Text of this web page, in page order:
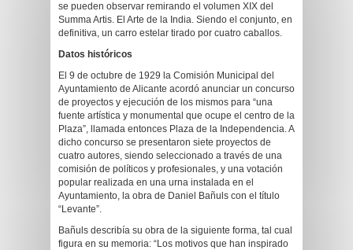
se pueden observar remirando el volumen XIX del
Summa Artis. El Arte de la India. Siendo el conjunto, en
definitiva, un carro estelar tirado por cuatro caballos.
Datos históricos
El 9 de octubre de 1929 la Comisión Municipal del
Ayuntamiento de Alicante acordó anunciar un concurso
de proyectos y ejecución de los mismos para “una
fuente artística y monumental que ocupe el centro de la
Plaza”, llamada entonces Plaza de la Independencia. A
dicho concurso se presentaron siete proyectos de
cuatro autores, siendo seleccionado a través de una
comisión de políticos y profesionales, y una votación
popular realizada en una urna instalada en el
Ayuntamiento, la obra de Daniel Bañuls con el título
“Levante”.
Bañuls describía su obra de la siguiente forma, tal cual
figura en su memoria: “Los motivos que han inspirado